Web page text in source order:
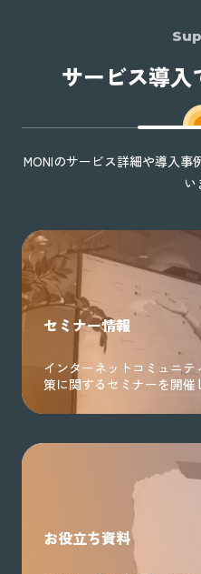
サービス導入
MONIのサービス詳細や導入事
い
セミナー情報
インターネットコミュニ
策に関するセミナーを開催
お役立ち資料